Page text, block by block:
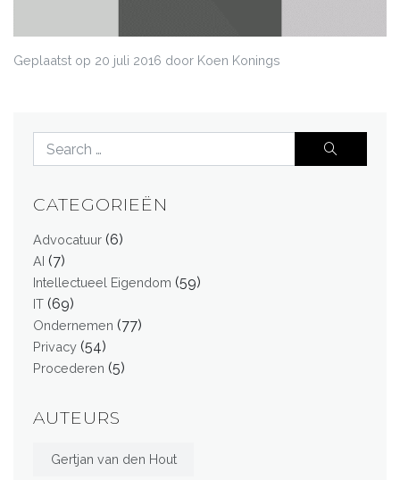
Geplaatst op 20 juli 2016 door Koen Konings
CATEGORIEËN
Advocatuur (6)
AI (7)
Intellectueel Eigendom (59)
IT (69)
Ondernemen (77)
Privacy (54)
Procederen (5)
AUTEURS
Gertjan van den Hout